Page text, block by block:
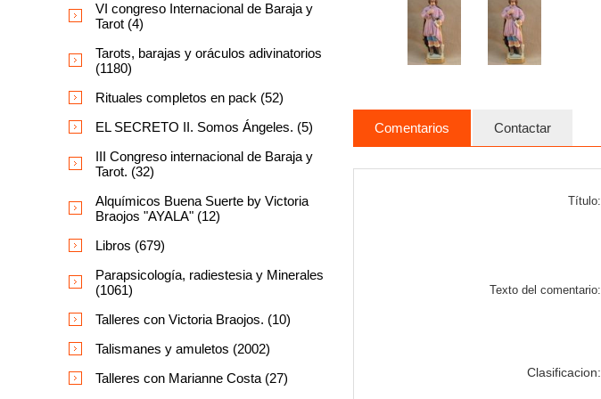
Comentarios Contactar
Título:
Texto del comentario:
Clasificacion:
VI congreso Internacional de Baraja y
Tarot (4)
Tarots, barajas y oráculos adivinatorios
(1180)
Rituales completos en pack (52)
EL SECRETO II. Somos Ángeles. (5)
III Congreso internacional de Baraja y
Tarot. (32)
Alquímicos Buena Suerte by Victoria
Braojos "AYALA" (12)
Libros (679)
Parapsicología, radiestesia y Minerales
(1061)
Talleres con Victoria Braojos. (10)
Talismanes y amuletos (2002)
Talleres con Marianne Costa (27)